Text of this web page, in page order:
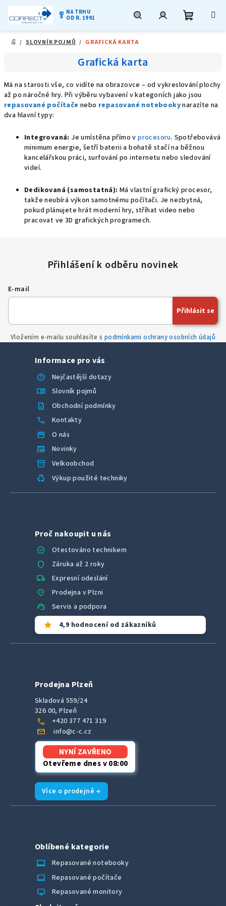
military_tech NA TRHU
OD R. 1991
DOMŮ
/ SLOVNÍK POJMŮ / GRAFICKÁ KARTA
Grafická karta
Má na starosti vše, co vidíte na obrazovce – od vykreslování plochy
až po náročné hry. Při výběru vybavení v kategoriích jako jsou
repasované počítače nebo repasované notebookynarazíte na
dva hlavní typy:
Integrovaná: Je umístěna přímo vprocesoru. Spotřebovává
minimum energie, šetří baterii a bohatě stačí na běžnou
kancelářskou práci, surfování po internetu nebo sledování
videí.
Dedikovaná (samostatná): Má vlastní grafický procesor,
takže neubírá výkon samotnému počítači. Je nezbytná,
pokud plánujete hrát moderní hry, stříhat video nebo
pracovat ve 3D grafických programech.
E-mail
Vložením e-mailu souhlasíte s podmínkami ochrany osobních údajů
Přihlásit se
Informace pro vás
help
Nejčastější dotazy
menu_book Slovník pojmů
description Obchodní podmínky
call Kontakty
storefront O nás
newspaper Novinky
inventory_2 Velkoobchod
recycling Výkup použité techniky
Proč nakoupit u nás
verified
Otestováno technikem
shield Záruka až 2 roky
local_shipping Expresní odeslání
location_on Prodejna v Plzni
support_agent Servis a podpora
star 4,9 hodnocení od zákazníků
Prodejna Plzeň
Skladová 559/24
326 00, Plzeň
call +420 377 471 319
mail info@c-c.cz
NYNÍ ZAVŘENO
Otevřeme dnes v 08:00
Více o prodejně →
Oblíbené kategorie
laptop_chromebook
Repasované notebooky
computer Repasované počítače
monitor Repasované monitory